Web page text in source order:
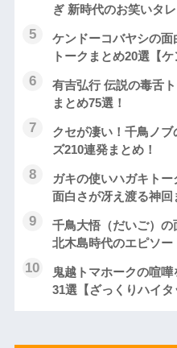
ぎ 新時代のお笑いタ
ケンドーコバヤシの
トークまとめ20選【ケ
有吉弘行 伝説の毒舌
まとめ75選！
クセが凄い！千鳥ノ
ズ210連発まとめ！
ガキの使いハガキト
面白さが冴え渡る神回
千鳥大悟（だいご）の
北木島時代のエピソー
鬼越トマホークの喧
31選【ざっくりハイタ